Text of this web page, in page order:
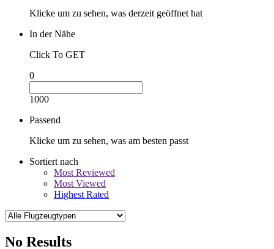
Klicke um zu sehen, was derzeit geöffnet hat
In der Nähe
Click To GET
0
1000
Passend
Klicke um zu sehen, was am besten passt
Sortiert nach
Most Reviewed
Most Viewed
Highest Rated
No Results